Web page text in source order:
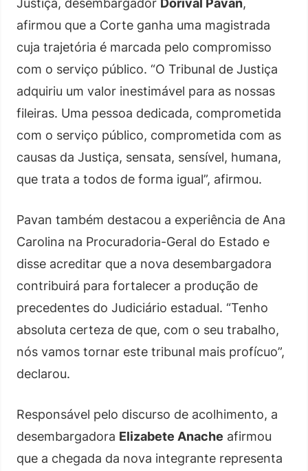
Justiça, desembargador Dorival Pavan,
afirmou que a Corte ganha uma magistrada
cuja trajetória é marcada pelo compromisso
com o serviço público. “O Tribunal de Justiça
adquiriu um valor inestimável para as nossas
fileiras. Uma pessoa dedicada, comprometida
com o serviço público, comprometida com as
causas da Justiça, sensata, sensível, humana,
que trata a todos de forma igual”, afirmou.
Pavan também destacou a experiência de Ana
Carolina na Procuradoria-Geral do Estado e
disse acreditar que a nova desembargadora
contribuirá para fortalecer a produção de
precedentes do Judiciário estadual. “Tenho
absoluta certeza de que, com o seu trabalho,
nós vamos tornar este tribunal mais profícuo”,
declarou.
Responsável pelo discurso de acolhimento, a
desembargadora Elizabete Anache afirmou
que a chegada da nova integrante representa